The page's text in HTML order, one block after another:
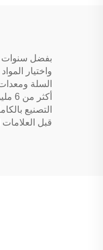
واختيار
السلة
التصنيع
قبل العلامات